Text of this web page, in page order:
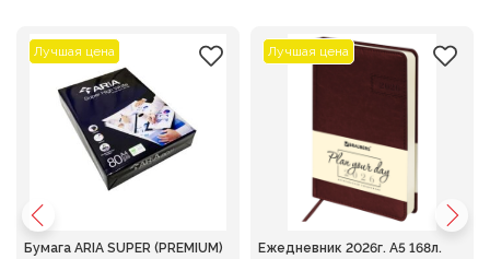
Лучшая цена
Бумага ARIA SUPER (PREMIUM)
Лучшая цена
Ежедневник 2026г. А5 168л.